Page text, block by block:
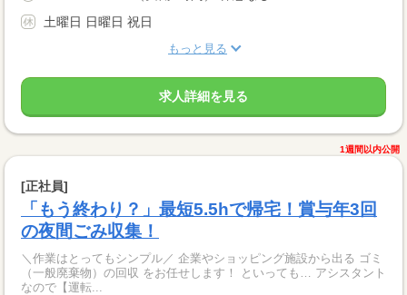
土曜日 日曜日 祝日
もっと見る
求人詳細を見る
1週間以内公開
[正社員]
「もう終わり？」最短5.5hで帰宅！賞与年3回
の夜間ごみ収集！
＼作業はとってもシンプル／ 企業やショッピング施設から出る ゴミ
（一般廃棄物）の回収 をお任せします！ といっても… アシスタント
なので【運転...